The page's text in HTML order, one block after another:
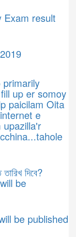
Exam result
primarily
up er somoy
paicilam Oita
e
upazilla'r
দিবে?
be
be published